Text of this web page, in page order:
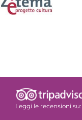
Leggi le recensioni su: